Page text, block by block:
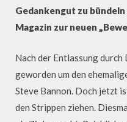
Gedankengut zu
Magazin zur neuen
Nach der Entlassung
geworden um den
Steve Bannon. Doch jetzt
den Strippen ziehen.